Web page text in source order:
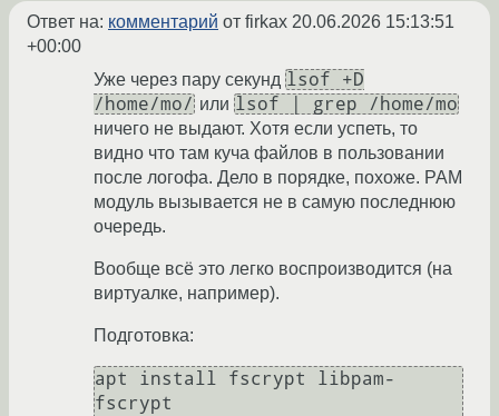
Ответ на: комментарий от firkax 20.06.2026 15:13:51
+00:00
Уже через пару секунд lsof +D
/home/mo/ или lsof | grep /home/mo
ничего не выдают. Хотя если успеть, то
видно что там куча файлов в пользовании
после логофа. Дело в порядке, похоже. PAM
модуль вызывается не в самую последнюю
очередь.
Вообще всё это легко воспроизводится (на
виртуалке, например).
Подготовка:
apt install fscrypt libpam-
fscrypt